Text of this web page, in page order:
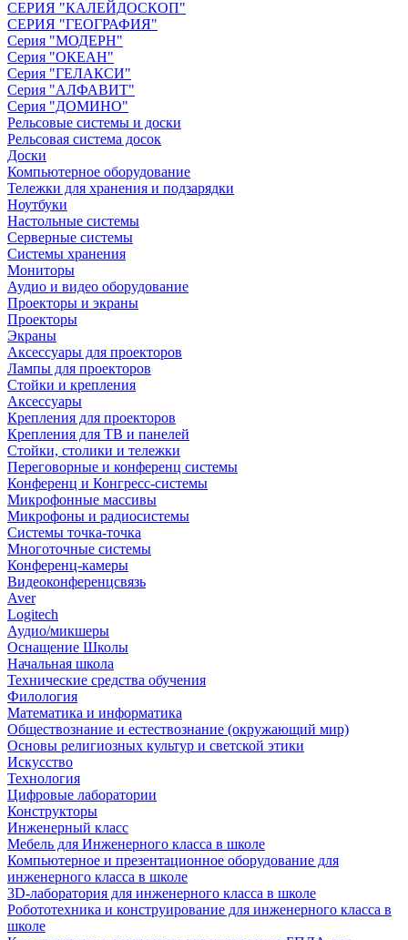
СЕРИЯ "КАЛЕЙДОСКОП"
СЕРИЯ "ГЕОГРАФИЯ"
Серия "МОДЕРН"
Серия "ОКЕАН"
Серия "ГЕЛАКСИ"
Серия "АЛФАВИТ"
Серия "ДОМИНО"
Рельсовые системы и доски
Рельсовая система досок
Доски
Компьютерное оборудование
Тележки для хранения и подзарядки
Ноутбуки
Настольные системы
Серверные системы
Системы хранения
Мониторы
Аудио и видео оборудование
Проекторы и экраны
Проекторы
Экраны
Аксессуары для проекторов
Лампы для проекторов
Стойки и крепления
Аксессуары
Крепления для проекторов
Крепления для ТВ и панелей
Стойки, столики и тележки
Переговорные и конференц системы
Конференц и Конгресс-системы
Микрофонные массивы
Микрофоны и радиосистемы
Системы точка-точка
Многоточные системы
Конференц-камеры
Видеоконференцсвязь
Aver
Logitech
Аудио/микшеры
Оснащение Школы
Начальная школа
Технические средства обучения
Филология
Математика и информатика
Обществознание и естествознание (окружающий мир)
Основы религиозных культур и светской этики
Искусство
Технология
Цифровые лаборатории
Конструкторы
Инженерный класс
Мебель для Инженерного класса в школе
Компьютерное и презентационное оборудование для
инженерного класса в школе
3D-лаборатория для инженерного класса в школе
Робототехника и конструирование для инженерного класса в
школе